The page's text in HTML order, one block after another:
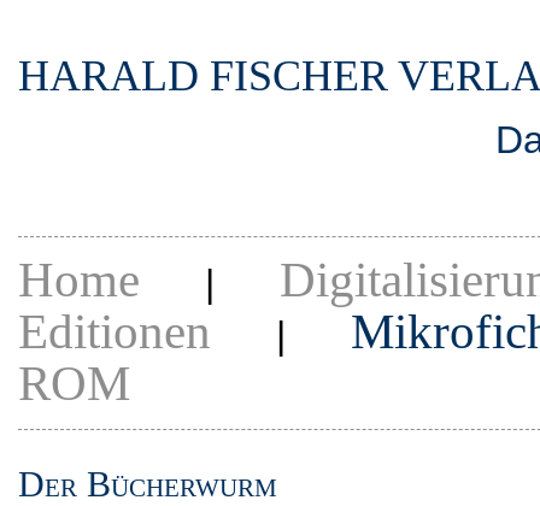
HARALD FISCHER
Home |
Editionen |
ROM
Der Bücherwurm